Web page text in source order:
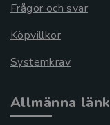
Frågor och svar
Köpvillkor
Systemkrav
Allmänna